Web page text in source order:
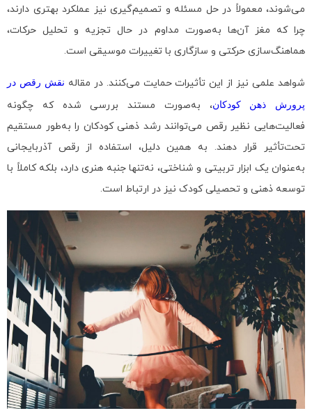
می‌شوند، معمولاً در حل مسئله و تصمیم‌گیری نیز عملکرد بهتری دارند،
چرا که مغز آن‌ها به‌صورت مداوم در حال تجزیه و تحلیل حرکات،
هماهنگ‌سازی حرکتی و سازگاری با تغییرات موسیقی است.
شواهد علمی نیز از این تأثیرات حمایت می‌کنند. در مقاله نقش رقص در
پرورش ذهن کودکان، به‌صورت مستند بررسی شده که چگونه
فعالیت‌هایی نظیر رقص می‌توانند رشد ذهنی کودکان را به‌طور مستقیم
تحت‌تأثیر قرار دهند. به همین دلیل، استفاده از رقص آذربایجانی
به‌عنوان یک ابزار تربیتی و شناختی، نه‌تنها جنبه هنری دارد، بلکه کاملاً با
توسعه ذهنی و تحصیلی کودک نیز در ارتباط است.